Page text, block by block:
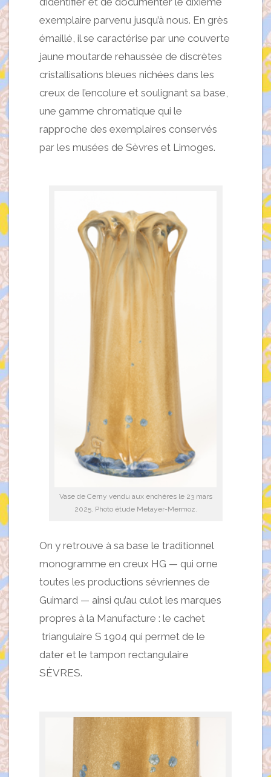
exemplaire parvenu jusqu’à nous. En grès
émaillé, il se caractérise par une couverte
jaune moutarde rehaussée de discrètes
cristallisations bleues nichées dans les
creux de l’encolure et soulignant sa base,
une gamme chromatique qui le
rapproche des exemplaires conservés
par les musées de Sèvres et Limoges.
Vase de Cerny vendu aux enchères le 23 mars
2025. Photo étude Metayer-Mermoz.
On y retrouve à sa base le traditionnel
monogramme en creux HG — qui orne
toutes les productions sévriennes de
Guimard — ainsi qu’au culot les marques
propres à la Manufacture : le cachet
triangulaire S 1904 qui permet de le
dater et le tampon rectangulaire
SÈVRES.